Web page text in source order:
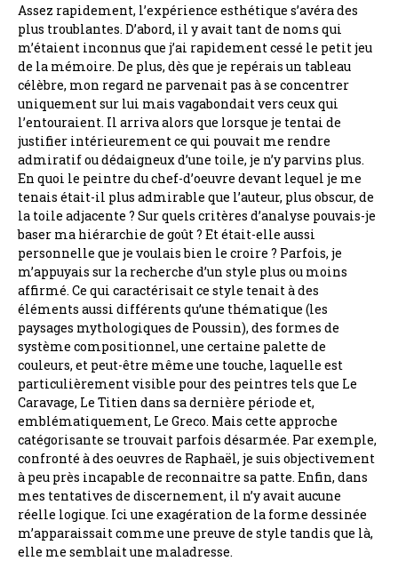
Assez rapidement, l’expérience esthétique s’avéra des
plus troublantes. D’abord, il y avait tant de noms qui
m’étaient inconnus que j’ai rapidement cessé le petit jeu
de la mémoire. De plus, dès que je repérais un tableau
célèbre, mon regard ne parvenait pas à se concentrer
uniquement sur lui mais vagabondait vers ceux qui
l’entouraient. Il arriva alors que lorsque je tentai de
justifier intérieurement ce qui pouvait me rendre
admiratif ou dédaigneux d’une toile, je n’y parvins plus.
En quoi le peintre du chef-d’oeuvre devant lequel je me
tenais était-il plus admirable que l’auteur, plus obscur, de
la toile adjacente ? Sur quels critères d’analyse pouvais-je
baser ma hiérarchie de goût ? Et était-elle aussi
personnelle que je voulais bien le croire ? Parfois, je
m’appuyais sur la recherche d’un style plus ou moins
affirmé. Ce qui caractérisait ce style tenait à des
éléments aussi différents qu’une thématique (les
paysages mythologiques de Poussin), des formes de
système compositionnel, une certaine palette de
couleurs, et peut-être même une touche, laquelle est
particulièrement visible pour des peintres tels que Le
Caravage, Le Titien dans sa dernière période et,
emblématiquement, Le Greco. Mais cette approche
catégorisante se trouvait parfois désarmée. Par exemple,
confronté à des oeuvres de Raphaël, je suis objectivement
à peu près incapable de reconnaitre sa patte. Enfin, dans
mes tentatives de discernement, il n’y avait aucune
réelle logique. Ici une exagération de la forme dessinée
m’apparaissait comme une preuve de style tandis que là,
elle me semblait une maladresse.